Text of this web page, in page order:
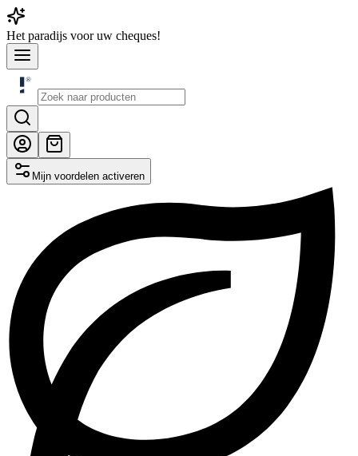
Het paradijs voor uw cheques!
Mijn voordelen activeren